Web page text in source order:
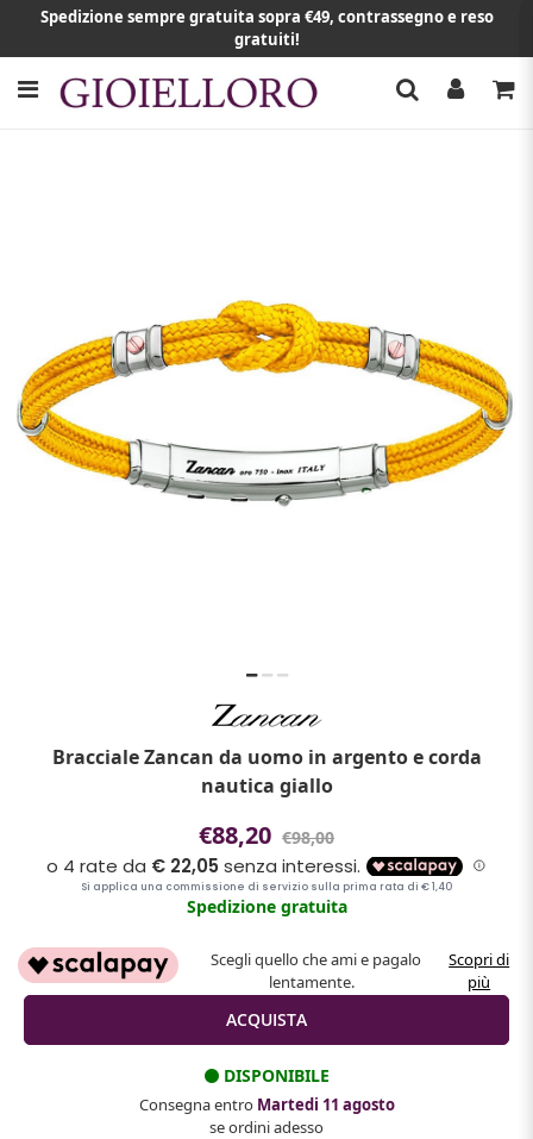
Spedizione sempre gratuita sopra €49, contrassegno e reso
gratuiti!
Bracciale Zancan da uomo in argento e corda
nautica giallo
€88,20 €98,00
Spedizione gratuita
Scegli quello che ami e pagalo
lentamente.
Scopri di
più
DISPONIBILE
Consegna entro Martedi 11 agosto
se ordini adesso